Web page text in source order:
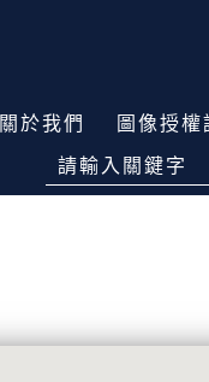
關於我們 圖像授權
請輸入關鍵字